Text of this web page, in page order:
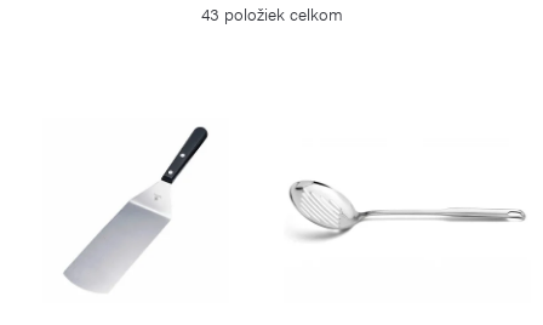
43 položiek celkom